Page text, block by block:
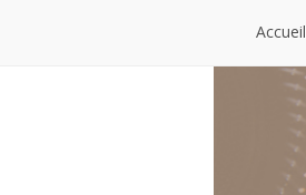
Accueil
Accueil